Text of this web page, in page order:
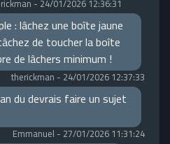
- 24/01/2026 12:36:31
: lâchez une boîte jaune
de toucher la boîte
de lâchers minimum !
therickman - 24/01/2026 12:37:33
du devrais faire un sujet
Emmanuel - 27/01/2026 11:31:24